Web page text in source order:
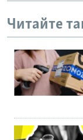
Читайте